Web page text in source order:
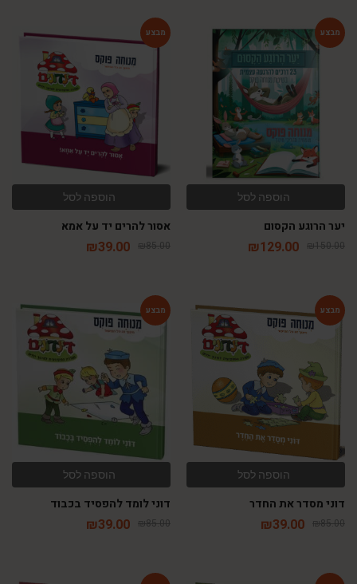
הוספה לסל
יער הרוגע הקסום
₪150.00
₪129.00
הוספה לסל
אסור להרים יד על אמא
₪85.00
₪39.00
הוספה לסל
דוני מסדר את החדר
₪85.00
₪39.00
הוספה לסל
דוני לומד להפסיד בכבוד
₪85.00
₪39.00